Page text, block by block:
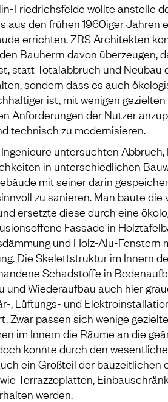
Friedrichsfelde wollte anstelle
aus den frühen 1960iger Jahren
errichten. ZRS Architekten
Bauherrn davon überzeugen,
statt Totalabbruch und Neubau
sondern dass es auch
ist, mit wenigen
Anforderungen der Nutzer
technisch zu modernisieren.
untersuchten Abbruch,
in unterschiedlichen
mit seiner darin
zu sanieren. Man baute die
ersetzte diese durch eine
Fassade in
und Holz-Alu-Fenstern
Die Skelettstruktur im Innern
Schadstoffe in
und Wiederaufbau auch hier
, Lüftungs- und
Zwar passen sich wenige gezielte
im Innern die Räume an die
konnte durch den
ein Großteil der bauzeitlichen
Terrazzoplatten,
werden.